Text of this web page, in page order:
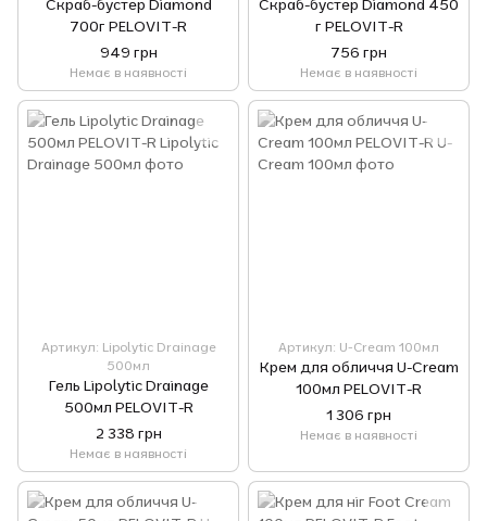
Скраб-бустер Diamond
700г PELOVIT-R
949 грн
Немає в наявності
Скраб-бустер Diamond 450
г PELOVIT-R
756 грн
Немає в наявності
Артикул: Lipolytic Drainage
500мл
Гель Lipolytic Drainage
500мл PELOVIT-R
2 338 грн
Немає в наявності
Артикул: U-Cream 100мл
Крем для обличчя U-Cream
100мл PELOVIT-R
1 306 грн
Немає в наявності